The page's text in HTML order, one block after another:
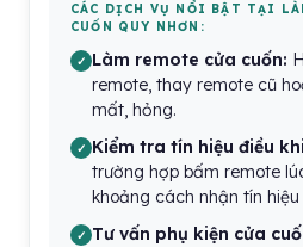
CÁC DỊCH VỤ NỔI BẬT TẠI
CUỐN QUY NHƠN:
Làm remote cửa cuốn:
remote, thay remote cũ
mất, hỏng.
Kiểm tra tín hiệu điều
trường hợp bấm remote
khoảng cách nhận tín
Tư vấn phụ kiện cửa